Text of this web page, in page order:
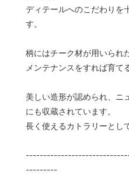
ディテールへのこだわりを
す。
柄にはチーク材が用いられ
メンテナンスをすれば育て
美しい造形が認められ、ニ
にも収蔵されています。
長く使えるカトラリーとし
---------